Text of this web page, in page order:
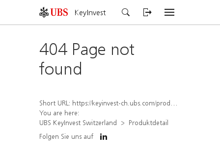
KeyInvest
404 Page not
found
Short URL: https://keyinvest-ch.ubs.com/produkt/detail/index/isin/CH1570499058
You are here:
UBS KeyInvest Switzerland
Produktdetail
Folgen Sie uns auf